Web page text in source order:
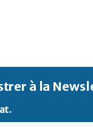
à la
.